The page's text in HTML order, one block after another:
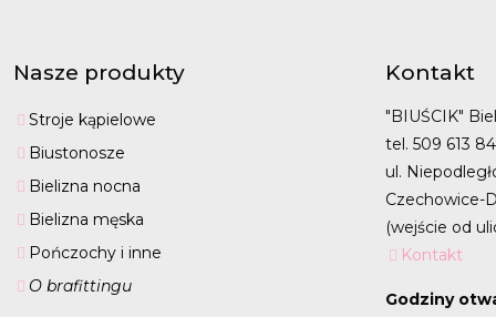
Nasze produkty
Stroje kąpielowe
Biustonosze
Bielizna nocna
Bielizna męska
Pończochy i inne
O brafittingu
Kontakt
"BIUŚCIK"
tel. 509 613
ul.
Czechowice-
(wejście od
Kontakt
Godziny